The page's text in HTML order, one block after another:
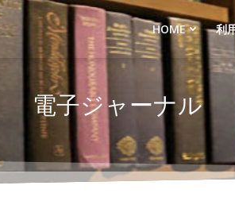
HOME 利
電子ジャーナル